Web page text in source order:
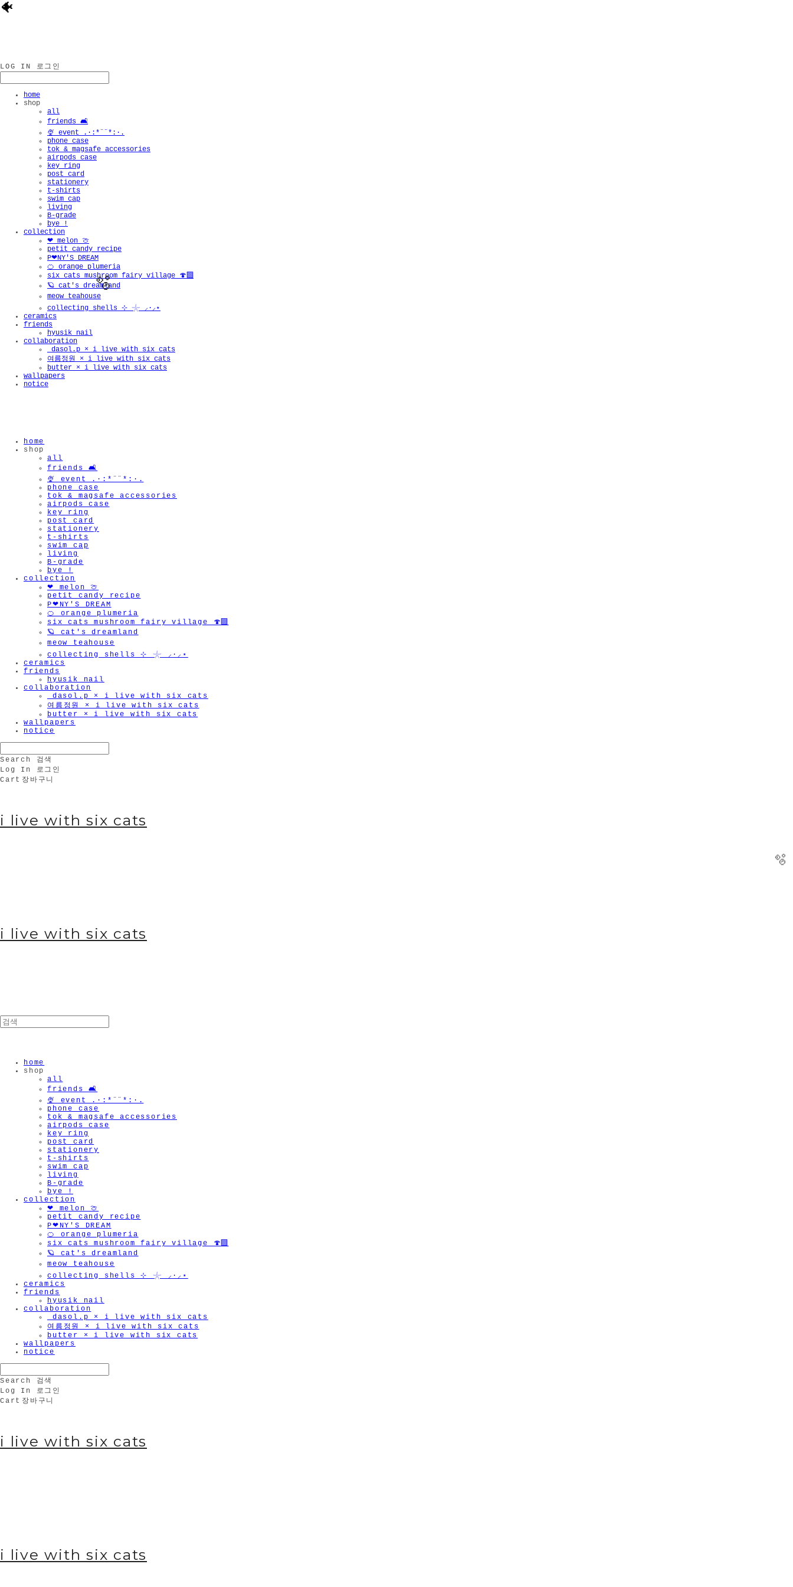
🐠
LOG IN 로그인
home
shop
all
friends 🛋️
🍨 event .·:*¨¨*:·.
phone case
tok & magsafe accessories
airpods case
key ring
post card
stationery
t-shirts
swim cap
living
B-grade
bye !
collection
❤︎ melon 🍈
petit candy recipe
P❤︎NY'S DREAM
🍊 orange plumeria
six cats mushroom fairy village 🍄‍🟫
🪐 cat's dreamland
meow teahouse
collecting shells ⊹ 𓇼 ⸝·⸝⋆
ceramics
friends
hyusik_nail
collaboration
_dasol.p × i live with six cats
여름정원 × i live with six cats
butter × i live with six cats
wallpapers
notice
home
shop
all
friends 🛋️
🍨 event .·:*¨¨*:·.
phone case
tok & magsafe accessories
airpods case
key ring
post card
stationery
t-shirts
swim cap
living
B-grade
bye !
collection
❤︎ melon 🍈
petit candy recipe
P❤︎NY'S DREAM
🍊 orange plumeria
six cats mushroom fairy village 🍄‍🟫
🪐 cat's dreamland
meow teahouse
collecting shells ⊹ 𓇼 ⸝·⸝⋆
ceramics
friends
hyusik_nail
collaboration
_dasol.p × i live with six cats
여름정원 × i live with six cats
butter × i live with six cats
wallpapers
notice
Search
검색
Log In
로그인
Cart 장바구니
i live with six cats
i live with six cats
home
shop
all
friends 🛋️
🍨 event .·:*¨¨*:·.
phone case
tok & magsafe accessories
airpods case
key ring
post card
stationery
t-shirts
swim cap
living
B-grade
bye !
collection
❤︎ melon 🍈
petit candy recipe
P❤︎NY'S DREAM
🍊 orange plumeria
six cats mushroom fairy village 🍄‍🟫
🪐 cat's dreamland
meow teahouse
collecting shells ⊹ 𓇼 ⸝·⸝⋆
ceramics
friends
hyusik_nail
collaboration
_dasol.p × i live with six cats
여름정원 × i live with six cats
butter × i live with six cats
wallpapers
notice
Search
검색
Log In
로그인
Cart 장바구니
i live with six cats
i live with six cats
🫧